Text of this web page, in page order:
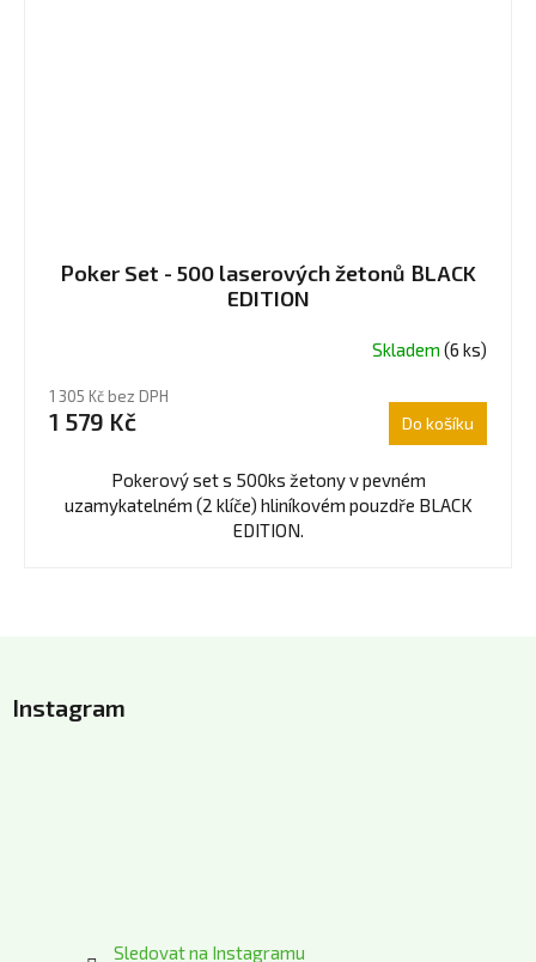
Poker Set - 500 laserových žetonů BLACK
EDITION
Skladem (6 ks)
1 305 Kč bez DPH
1 579 Kč Do košíku
Pokerový set s 500ks žetony v pevném
uzamykatelném (2 klíče) hliníkovém pouzdře BLACK
EDITION.
pInstagram
Sledovat na Instagramu